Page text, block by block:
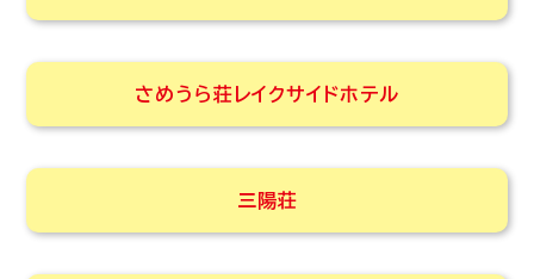
さめうら荘レイクサイドホテル
三陽荘